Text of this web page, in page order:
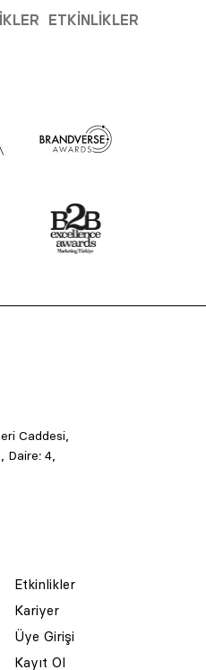
ETKINLIKLER
Caddesi,
Daire: 4,
Etkinlikler
Kariyer
Üye Girişi
Kayıt Ol